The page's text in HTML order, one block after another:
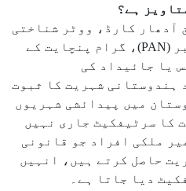
ہے؟
آدھار کارڈ، ووٹر شناختی
کارڈ، مستقل اکاؤنٹ نمبر (PAN)، گرام پنچایت کے
یا جائیداد کی
ہندوستانی شہریت کا ثبوت
میں پیدائشی شہریوں
کا سرٹیفکیٹ جاری نہیں
ملکی افراد جو قانونی
حاصل کرتے ہیں، انہیں
دیا جاتا ہے۔